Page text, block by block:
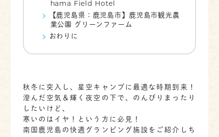
hama Field Hotel
【鹿児島県：鹿児島市】鹿児島市観光農
業公園 グリーンファーム
おわりに
秋冬に突入し、星空キャンプに最適な時期到来！
澄んだ空気＆輝く夜空の下で、のんびりまったり
したいけど、
寒いのはイヤ！という方に必見！
南国鹿児島の快適グランピング施設をご紹介しち